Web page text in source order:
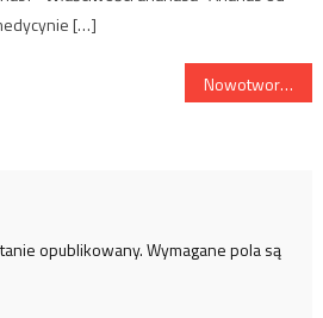
[…]
Nowotwory jamy ustnej
opublikowany.Wymagane pola są